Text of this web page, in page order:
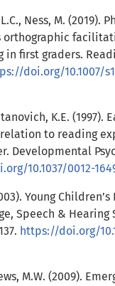
Ness, M. (2019).
orthographic
in first graders.
doi.org/10.1007/
K.E. (1997).
to reading
Developmental
10.1037/0012-
Young
Speech & Hearing
https://doi.org/
M.W. (2009).